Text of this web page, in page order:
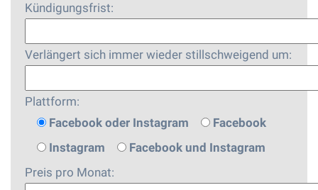
Kündigungsfrist:
Verlängert sich immer wieder stillschweigend um:
Plattform:
Facebook oder Instagram
Facebook
Instagram
Facebook und Instagram
Preis pro Monat: